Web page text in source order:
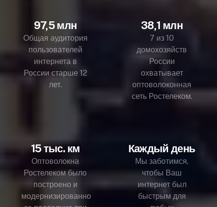
97,5 млн
Общая аудитория
пользователей
интернета в
России старше 12
лет.
38,1 млн
7 из 10
домохозяйств
России
охватывает
оптоволоконная
сеть Ростелеком.
15 тыс. км
Оптоволокна
Ростелеком было
построено и
модернизированно
Каждый день
Мы заботимся,
чтобы Ваш
интернет был
быстрым для